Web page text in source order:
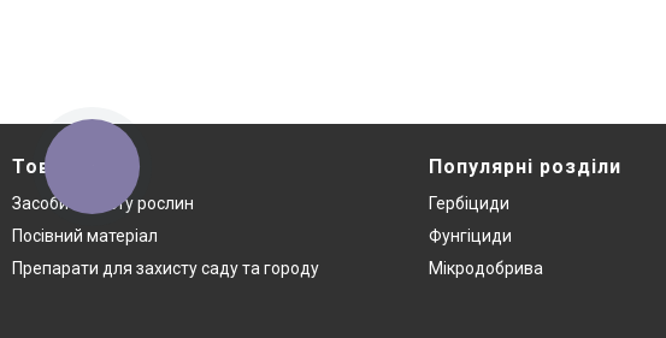
Товари
Засоби захисту рослин
Посівний матеріал
Препарати для захисту саду та городу
Популярні розділи
Гербіциди
Фунгіциди
Мікродобрива